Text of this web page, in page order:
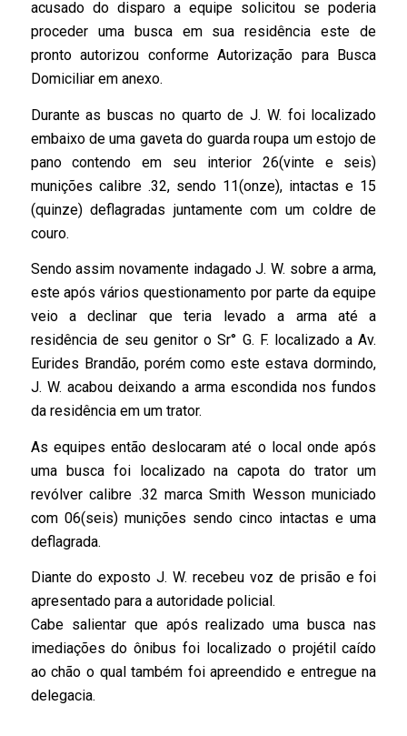
acusado do disparo a equipe solicitou se poderia
proceder uma busca em sua residência este de
pronto autorizou conforme Autorização para Busca
Domiciliar em anexo.
Durante as buscas no quarto de J. W. foi localizado
embaixo de uma gaveta do guarda roupa um estojo de
pano contendo em seu interior 26(vinte e seis)
munições calibre .32, sendo 11(onze), intactas e 15
(quinze) deflagradas juntamente com um coldre de
couro.
Sendo assim novamente indagado J. W. sobre a arma,
este após vários questionamento por parte da equipe
veio a declinar que teria levado a arma até a
residência de seu genitor o Sr° G. F. localizado a Av.
Eurides Brandão, porém como este estava dormindo,
J. W. acabou deixando a arma escondida nos fundos
da residência em um trator.
As equipes então deslocaram até o local onde após
uma busca foi localizado na capota do trator um
revólver calibre .32 marca Smith Wesson municiado
com 06(seis) munições sendo cinco intactas e uma
deflagrada.
Diante do exposto J. W. recebeu voz de prisão e foi
apresentado para a autoridade policial.
Cabe salientar que após realizado uma busca nas
imediações do ônibus foi localizado o projétil caído
ao chão o qual também foi apreendido e entregue na
delegacia.